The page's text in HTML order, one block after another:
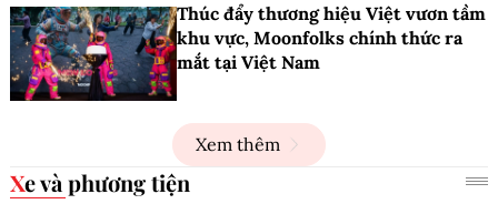
Thúc đẩy thương hiệu Việt vươn tầm
khu vực, Moonfolks chính thức ra
mắt tại Việt Nam
Xem thêm
Xe và phương tiện